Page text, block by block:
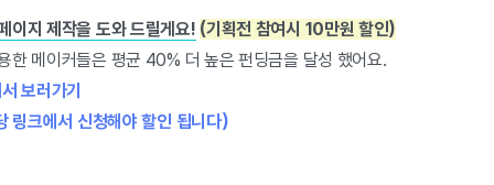
이지 제작을 도와 드릴게요! (기획전 참여시 10만원 할인)
한 메이커들은 평균 40% 더 높은 펀딩금을 달성 했어요.
보러가기
링크에서 신청해야 할인 됩니다)